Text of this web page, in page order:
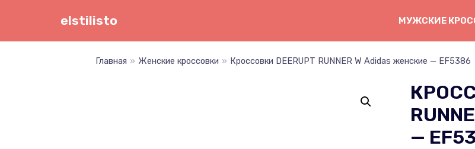
elstilisto МУЖСКИЕ
Главная » Женские кроссовки » Кроссовки DEERUPT RUNNER W Adidas женские — EF5386
—